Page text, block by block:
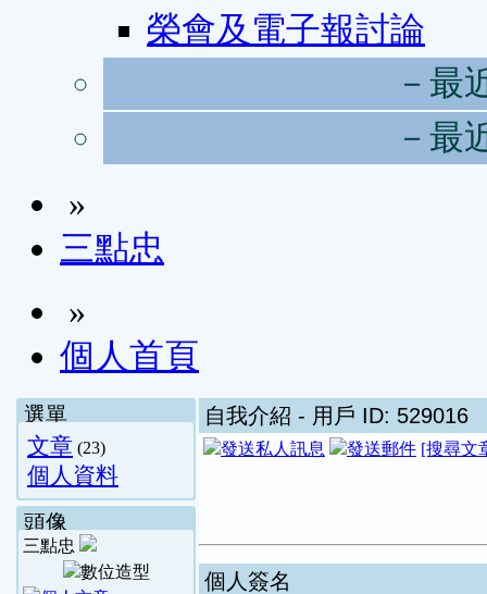
榮會及電子報討論
－最
－最
»
三點忠
»
個人首頁
選單
文章 (23)
個人資料
頭像
三點忠
自我介紹 - 用戶 ID: 529016
[搜尋文
個人簽名